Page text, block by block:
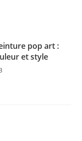
pop art :
et style